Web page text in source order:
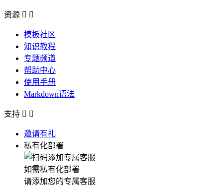
资源  
模板社区
知识教程
专题频道
帮助中心
使用手册
Markdown语法
支持  
邀请有礼
私有化部署
如需私有化部署
请添加您的专属客服